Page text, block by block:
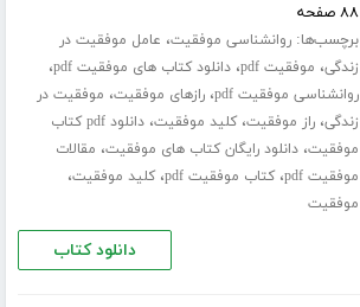
۸۸ صفحه
برچسب‌ها:روانشناسی موفقیت، عامل موفقیت در
زندگی، موفقیت pdf ،دانلود کتاب های موفقیت pdf ،
روانشناسی موفقیت pdf ،رازهای موفقیت، موفقیت در
زندگی،راز موفقیت،کلید موفقیت،
دانلود pdf کتاب
موفقیت،دانلود رایگان کتاب های موفقیت، مقالات
موفقیت pdf
،کتاب موفقیت pdf ،کلید موفقیت،
موفقیت
دانلود کتاب